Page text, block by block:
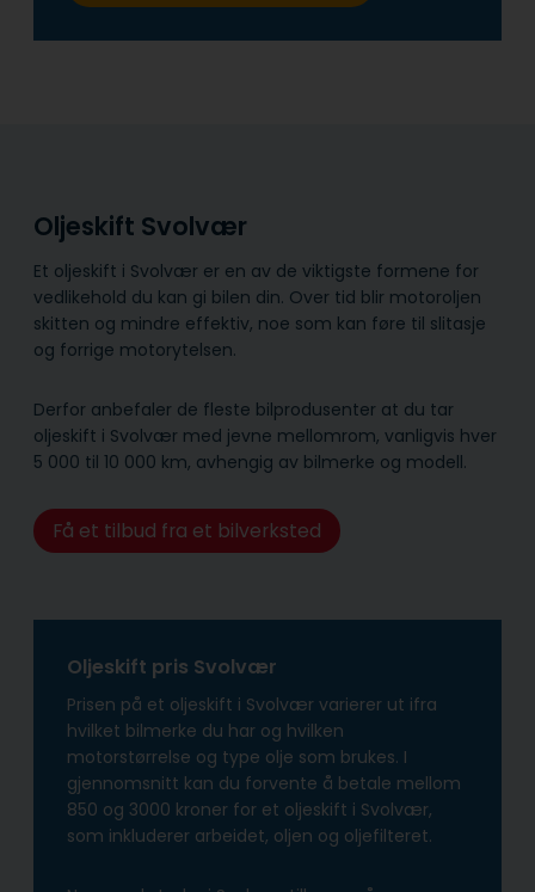
Oljeskift Svolvær
Et oljeskift i Svolvær er en av de viktigste formene for
vedlikehold du kan gi bilen din. Over tid blir motoroljen
skitten og mindre effektiv, noe som kan føre til slitasje
og forrige motorytelsen.
Derfor anbefaler de fleste bilprodusenter at du tar
oljeskift i Svolvær med jevne mellomrom, vanligvis hver
5 000 til 10 000 km, avhengig av bilmerke og modell.
Få et tilbud fra et bilverksted
Oljeskift pris Svolvær
Prisen på et oljeskift i Svolvær varierer ut ifra
hvilket bilmerke du har og hvilken
motorstørrelse og type olje som brukes. I
gjennomsnitt kan du forvente å betale mellom
850 og 3000 kroner for et oljeskift i Svolvær,
som inkluderer arbeidet, oljen og oljefilteret.